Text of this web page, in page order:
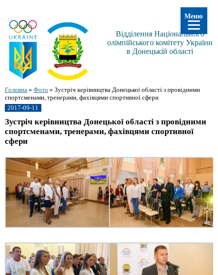
Відділення Національного
олімпійського комітету України
в Донецькій області
Головна » Фото » Зустріч керівництва Донецької області з провідними
спортсменами, тренерами, фахівцями спортивної сфери
2017-09-11
Зустріч керівництва Донецької області з провідними
спортсменами, тренерами, фахівцями спортивної
сфери
Меню